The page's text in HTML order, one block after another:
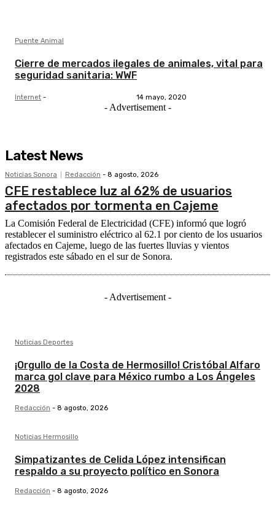
Puente Animal
Cierre de mercados ilegales de animales, vital para
seguridad sanitaria: WWF
Internet - 14 mayo, 2020
- Advertisement -
Latest News
Noticias Sonora Redacción - 8 agosto, 2026
CFE restablece luz al 62% de usuarios
afectados por tormenta en Cajeme
La Comisión Federal de Electricidad (CFE) informó que logró
restablecer el suministro eléctrico al 62.1 por ciento de los usuarios
afectados en Cajeme, luego de las fuertes lluvias y vientos
registrados este sábado en el sur de Sonora.
- Advertisement -
Noticias Deportes
¡Orgullo de la Costa de Hermosillo! Cristóbal Alfaro
marca gol clave para México rumbo a Los Ángeles
2028
Redacción - 8 agosto, 2026
Noticias Hermosillo
Simpatizantes de Celida López intensifican
respaldo a su proyecto político en Sonora
Redacción - 8 agosto, 2026